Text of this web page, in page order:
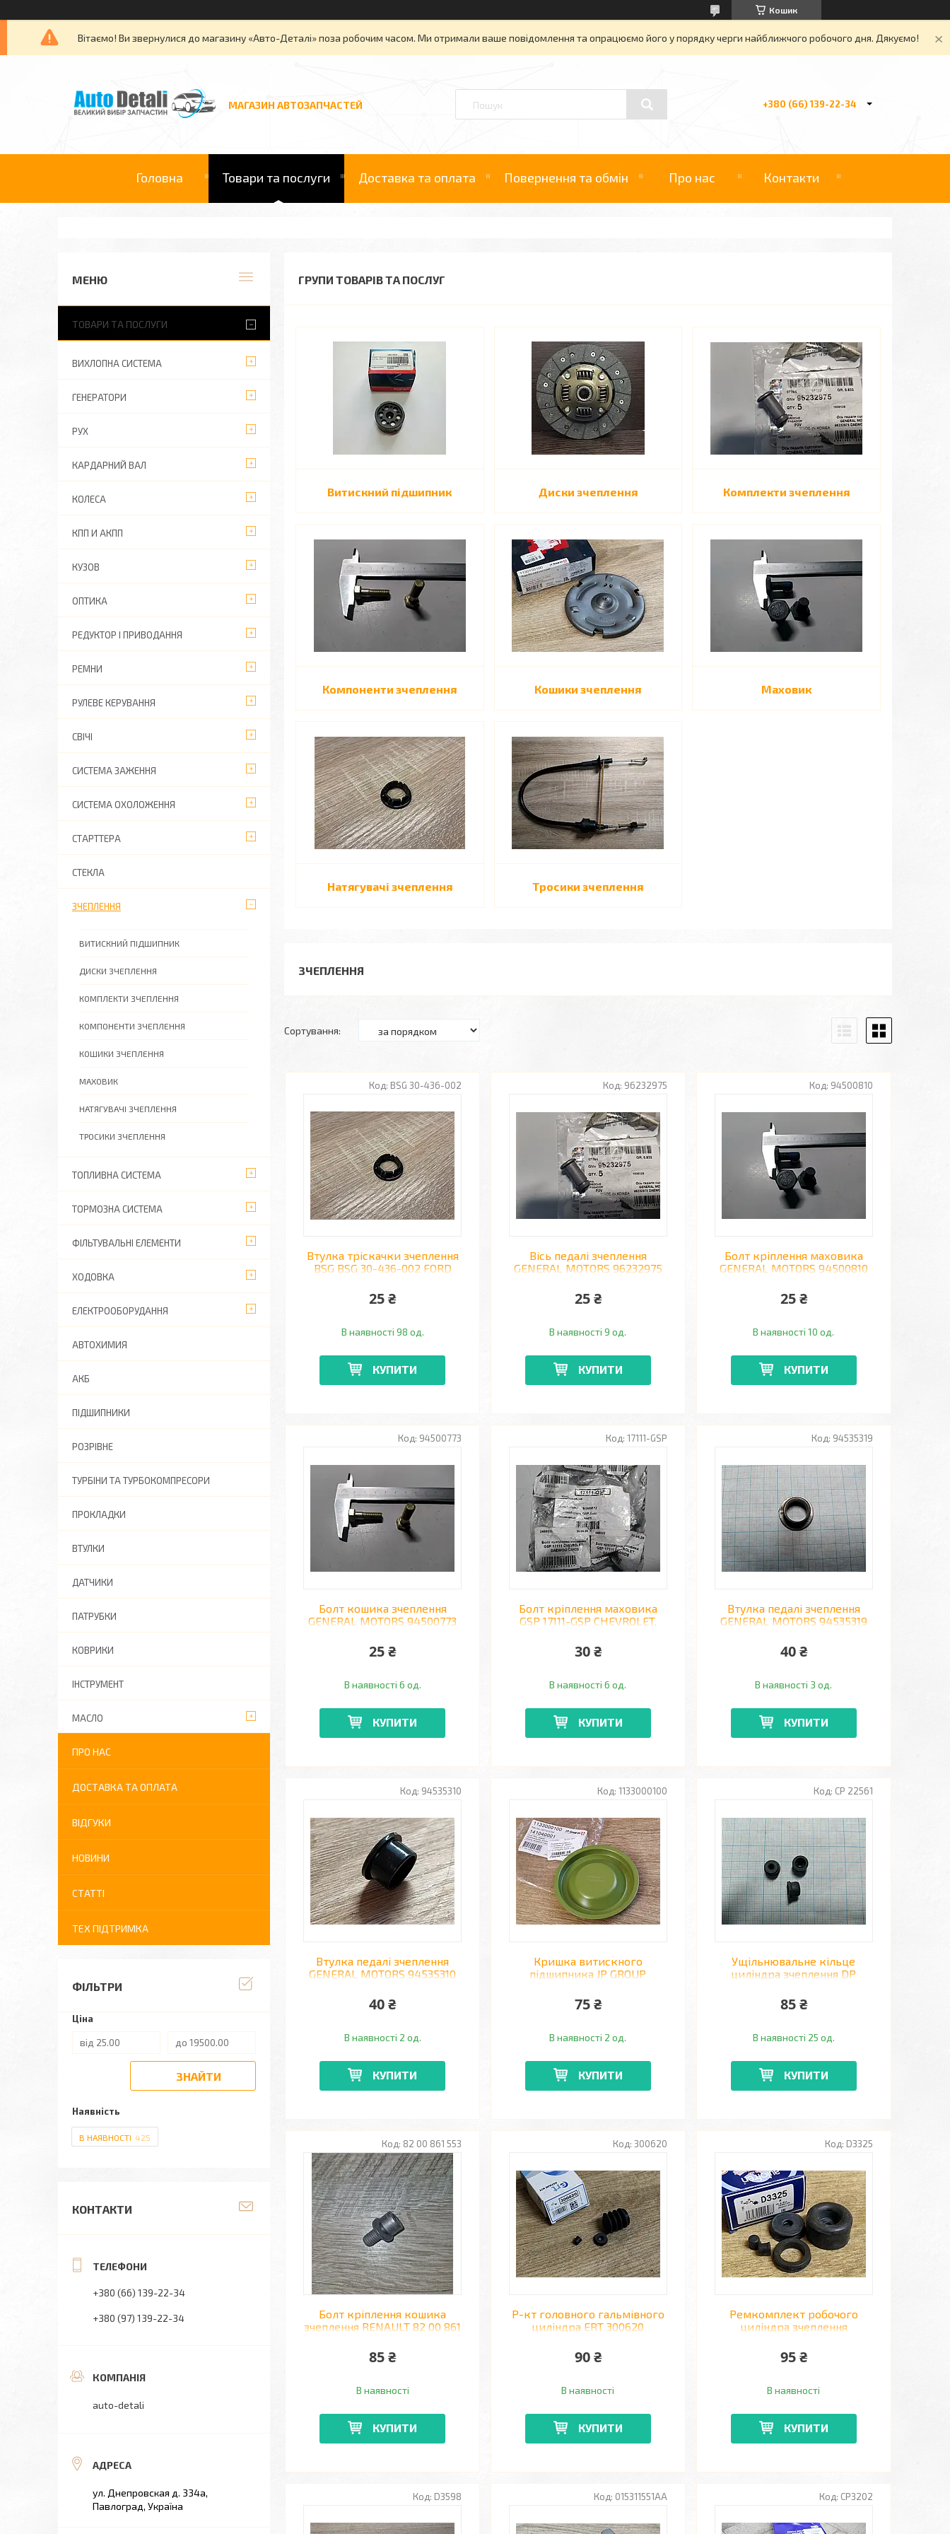
Кошик
Вітаємо! Ви звернулися до магазину «Авто-Деталі» поза робочим часом. Ми отримали ваше повідомлення та опрацюємо його у порядку черги найближчого робочого дня. Дякуємо!
МАГАЗИН АВТОЗАПЧАСТЕЙ +380 (66) 139-22-34
Головна Товари та послуги Доставка та оплата Повернення та обмін Про нас Контакти
ГРУПИ ТОВАРІВ ТА ПОСЛУГ
Витискний підшипник Диски зчеплення Комплекти зчеплення
Компоненти зчеплення Кошики зчеплення Маховик
Натягувачі зчеплення Тросики зчеплення
ЗЧЕПЛЕННЯ
BSG 30-436-002
Втулка тріскачки зчеплення
BSG BSG 30-436-002 FORD
25 ₴
В наявності 98 од.
КУПИТИ
96232975
Вісь педалі зчеплення
GENERAL MOTORS 96232975
25 ₴
В наявності 9 од.
КУПИТИ
94500810
Болт кріплення маховика
GENERAL MOTORS 94500810
25 ₴
В наявності 10 од.
КУПИТИ
94500773
Болт кошика зчеплення
GENERAL MOTORS 94500773
25 ₴
В наявності 6 од.
КУПИТИ
17111-GSP
Болт кріплення маховика
GSP 17111-GSP CHEVROLET,
30 ₴
В наявності 6 од.
КУПИТИ
94535319
Втулка педалі зчеплення
GENERAL MOTORS 94535319
CHEVROLET AVEO
40 ₴
В наявності 3 од.
КУПИТИ
94535310
Втулка педалі зчеплення
GENERAL MOTORS 94535310
40 ₴
В наявності 2 од.
КУПИТИ
1133000100
Кришка витискного
підшипника JP GROUP
VOLKSWAGEN GOLF ->99
75 ₴
В наявності 2 од.
КУПИТИ
CP 22561
Ущільнювальне кільце
циліндра зчеплення DP
TRANSIT 2.2-2.3 06->
85 ₴
В наявності 25 од.
КУПИТИ
82 00 861 553
Болт кріплення кошика
зчеплення RENAULT 82 00 861
85 ₴
В наявності
КУПИТИ
300620
Р-кт головного гальмівного
циліндра ERT 300620
90 ₴
В наявності
КУПИТИ
D3325
Ремкомплект робочого
циліндра зчеплення
TRAFIC
95 ₴
В наявності
КУПИТИ
D3598 015311551AA CP3202
ТОВАРИ ТА ПОСЛУГИ
ВИХЛОПНА СИСТЕМА
ГЕНЕРАТОРИ
РУХ
КАРДАРНИЙ ВАЛ
КОЛЕСА
КПП И АКПП
КУЗОВ
ОПТИКА
РЕДУКТОР І ПРИВОДАННЯ
РЕМНИ
РУЛЕВЕ КЕРУВАННЯ
СВІЧІ
СИСТЕМА ЗАЖЕННЯ
СИСТЕМА ОХОЛОЖЕННЯ
СТАРТТЕРА
СТЕКЛА
ЗЧЕПЛЕННЯ
ВИТИСКНИЙ ПІДШИПНИК
ДИСКИ ЗЧЕПЛЕННЯ
КОМПЛЕКТИ ЗЧЕПЛЕННЯ
КОМПОНЕНТИ ЗЧЕПЛЕННЯ
КОШИКИ ЗЧЕПЛЕННЯ
МАХОВИК
НАТЯГУВАЧІ ЗЧЕПЛЕННЯ
ТРОСИКИ ЗЧЕПЛЕННЯ
ТОПЛИВНА СИСТЕМА
ТОРМОЗНА СИСТЕМА
ФІЛЬТУВАЛЬНІ ЕЛЕМЕНТИ
ХОДОВКА
ЕЛЕКТРООБОРУДАННЯ
АВТОХИМИЯ
АКБ
ПІДШИПНИКИ
РОЗРІВНЕ
ТУРБІНИ ТА ТУРБОКОМПРЕСОРИ
ПРОКЛАДКИ
ВТУЛКИ
ДАТЧИКИ
ПАТРУБКИ
КОВРИКИ
ІНСТРУМЕНТ
МАСЛО
ПРО НАС
ДОСТАВКА ТА ОПЛАТА
ВІДГУКИ
НОВИНИ
СТАТТІ
ТЕХ ПІДТРИМКА
ФІЛЬТРИ
Ціна
ЗНАЙТИ
Наявність
В НАЯВНОСТІ 425
КОНТАКТИ
+380 (66) 139-22-34
+380 (97) 139-22-34
auto-detali
ул. Днепровская д. 334а,
Павлоград, Україна